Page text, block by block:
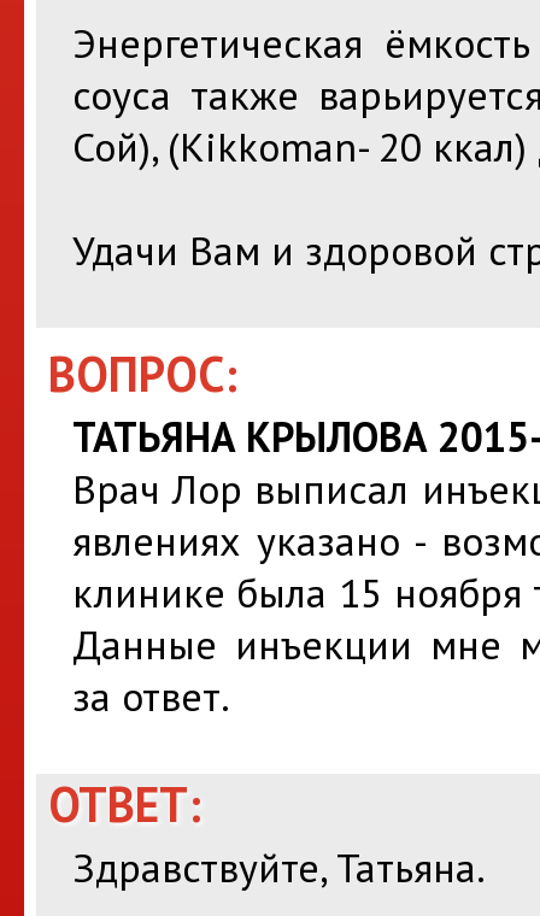
Энергетическая
соуса также
Сой), (Kikkoman- 20
Удачи Вам и здоровой
ВОПРОС:
ТАТЬЯНА КРЫЛОВА
Врач Лор выписал
явлениях указано -
клинике была 15 ноября
Данные инъекции мне
за ответ.
ОТВЕТ:
Здравствуйте, Татьяна.